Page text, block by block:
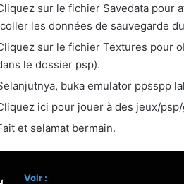
sur le fichier Savedata pour
les données de sauvegarde
sur le fichier Textures pour
le dossier psp).
buka emulator ppsspp
ici pour jouer à des jeux/
et selamat bermain.
Voir :